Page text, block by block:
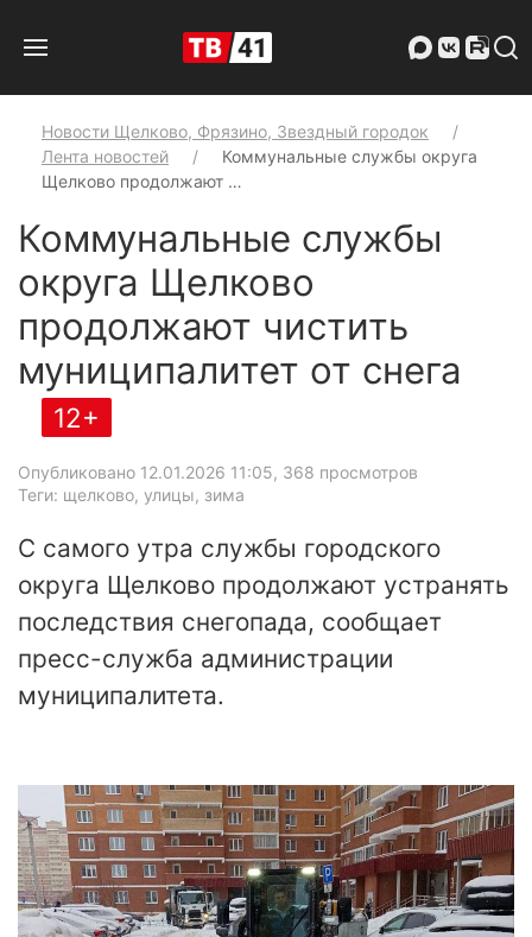
Новости Щелково, Фрязино, Звездный городок
Лента новостей
Коммунальные службы округа
Щелково продолжают …
Коммунальные службы
округа Щелково
продолжают чистить
муниципалитет от снега
12+
Опубликовано 12.01.2026 11:05, 368 просмотров
Теги: щелково, улицы, зима
С самого утра службы городского
округа Щелково продолжают устранять
последствия снегопада, сообщает
пресс-служба администрации
муниципалитета.